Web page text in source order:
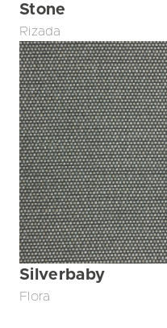
Stone
Rizada
Silverbaby
Flora